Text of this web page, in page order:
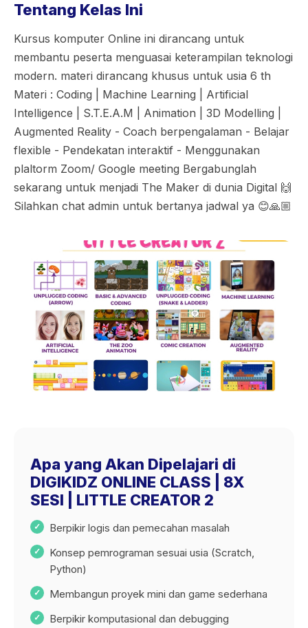
Tentang Kelas Ini
Kursus komputer Online ini dirancang untuk
membantu peserta menguasai keterampilan teknologi
modern. materi dirancang khusus untuk usia 6 th
Materi : Coding | Machine Learning | Artificial
Intelligence | S.T.E.A.M | Animation | 3D Modelling |
Augmented Reality - Coach berpengalaman - Belajar
flexible - Pendekatan interaktif - Menggunakan
plaltorm Zoom/ Google meeting Bergabunglah
sekarang untuk menjadi The Maker di dunia Digital 🙌
Silahkan chat admin untuk bertanya jadwal ya 😊🙏🏼
Apa yang Akan Dipelajari di
DIGIKIDZ ONLINE CLASS | 8X
SESI | LITTLE CREATOR 2
Berpikir logis dan pemecahan masalah
Konsep pemrograman sesuai usia (Scratch,
Python)
Membangun proyek mini dan game sederhana
Berpikir komputasional dan debugging